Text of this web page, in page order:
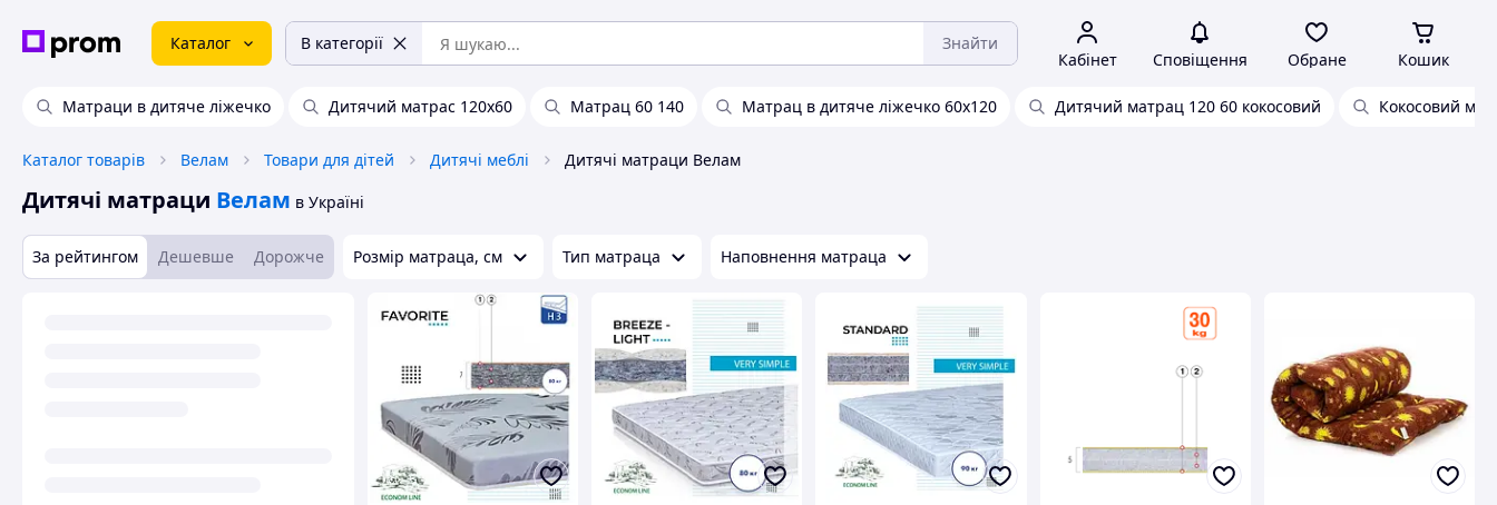
Каталог В категорії Знайти
Кабінет Сповіщення Обране Кошик
Матраци в дитяче ліжечко Дитячий матрас 120х60 Матрац 60 140 Матрац в дитяче ліжечко 60х120 Дитячий матрац 120 60 кокосовий Кокосовий
Каталог товарів Велам Товари для дітей Дитячі меблі Дитячі матраци Велам
Дитячі матраци Велам в Україні
За рейтингом Дешевше Дорожче Розмір матраца, см Тип матраца Наповнення матраца